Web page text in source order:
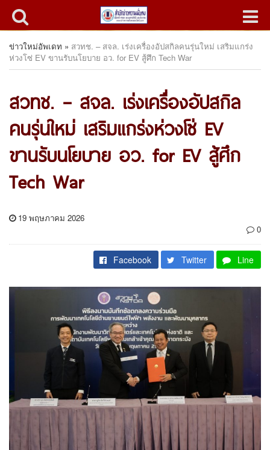
ข่าวใหม่อัพเดท » สวทช. – สจล. เร่งเครื่องอัปสกิลคนรุ่นใหม่ เสริมแกร่ง
ห่วงโซ่ EV ขานรับนโยบาย อว. for EV สู้ศึก Tech War
สวทช. – สจล. เร่งเครื่องอัปสกิล
คนรุ่นใหม่ เสริมแกร่งห่วงโซ่ EV
ขานรับนโยบาย อว. for EV สู้ศึก
Tech War
19 พฤษภาคม 2026
0
Facebook Twitter Line